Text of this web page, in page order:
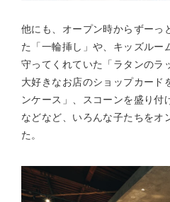
他にも、オープン時からずーっ
た「一輪挿し」や、キッズルー
守ってくれていた「ラタンのラ
大好きなお店のショップカード
ンケース」、スコーンを盛り付
などなど、いろんな子たちをオ
た。